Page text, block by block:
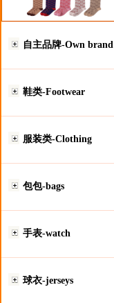
自主品牌-Own brand
鞋类-Footwear
服装类-Clothing
包包-bags
手表-watch
球衣-jerseys